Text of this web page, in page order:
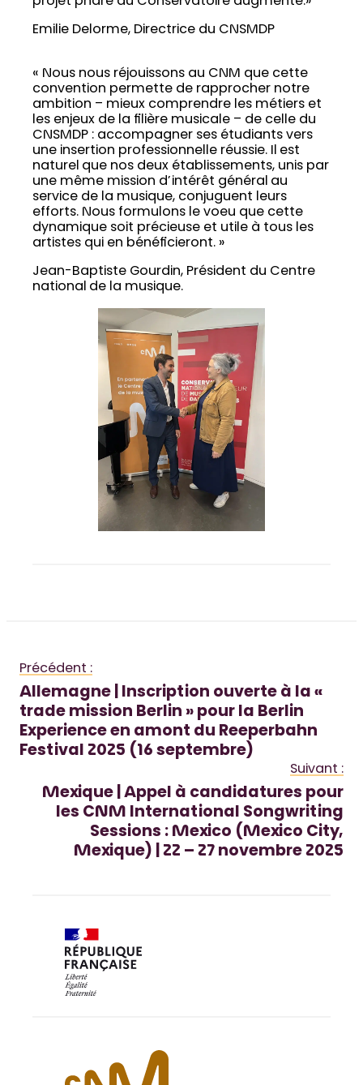
Emilie Delorme, Directrice du CNSMDP
« Nous nous réjouissons au CNM que cette
convention permette de rapprocher notre
ambition – mieux comprendre les métiers et
les enjeux de la filière musicale – de celle du
CNSMDP : accompagner ses étudiants vers
une insertion professionnelle réussie. Il est
naturel que nos deux établissements, unis par
une même mission d’intérêt général au
service de la musique, conjuguent leurs
efforts. Nous formulons le voeu que cette
dynamique soit précieuse et utile à tous les
artistes qui en bénéficieront. »
Jean-Baptiste Gourdin, Président du Centre
national de la musique.
Précédent :
Allemagne | Inscription ouverte à la «
trade mission Berlin » pour la Berlin
Experience en amont du Reeperbahn
Festival 2025 (16 septembre)
Suivant :
Mexique | Appel à candidatures pour
les CNM International Songwriting
Sessions : Mexico (Mexico City,
Mexique) | 22 – 27 novembre 2025